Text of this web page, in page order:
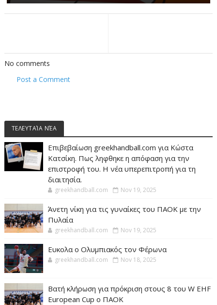
No comments
Post a Comment
ΤΕΛΕΥΤΑΊΑ ΝΈΑ
Επιβεβαίωση greekhandball.com για Κώστα
Κατσίκη. Πως ληφθηκε η απόφαση για την
επιστροφή του. Η νέα υπερεπιτροπή για τη
διαιτησία.
greekhandball.com Nov 19, 2025
Άνετη νίκη για τις γυναίκες του ΠΑΟΚ με την
Πυλαία
greekhandball.com Nov 19, 2025
Ευκολα ο Ολυμπιακός τον Φέρωνα
greekhandball.com Nov 18, 2025
Βατή κλήρωση για πρόκριση στους 8 του W EHF
European Cup ο ΠΑΟΚ